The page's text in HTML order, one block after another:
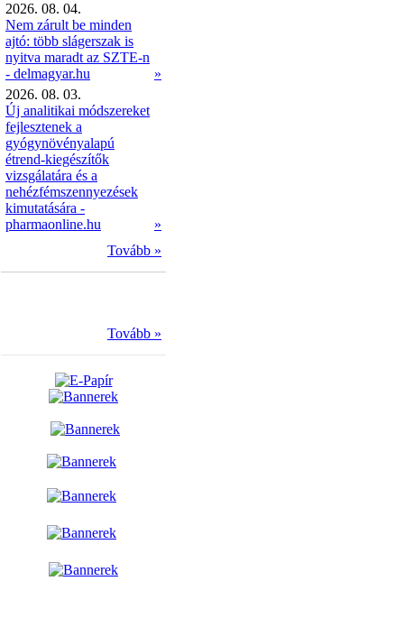
2026. 08. 04.
Nem zárult be minden
ajtó: több slágerszak is
nyitva maradt az SZTE-n
- delmagyar.hu
»
2026. 08. 03.
Új analitikai módszereket
fejlesztenek a
gyógynövényalapú
étrend-kiegészítők
vizsgálatára és a
nehézfémszennyezések
kimutatására -
pharmaonline.hu
»
Tovább »
Tovább »